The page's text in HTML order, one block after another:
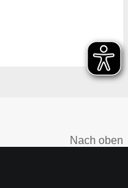
Nach oben